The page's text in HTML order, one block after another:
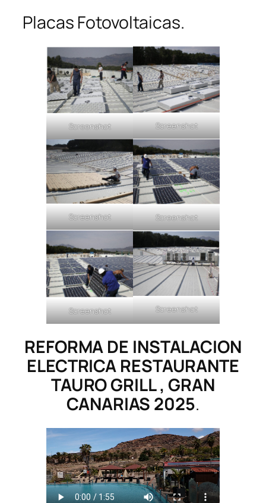
Placas Fotovoltaicas.
Screenshot Screenshot
Screenshot Screenshot
Screenshot Screenshot
REFORMA DE INSTALACION
ELECTRICA RESTAURANTE
TAURO GRILL , GRAN
CANARIAS 2025.